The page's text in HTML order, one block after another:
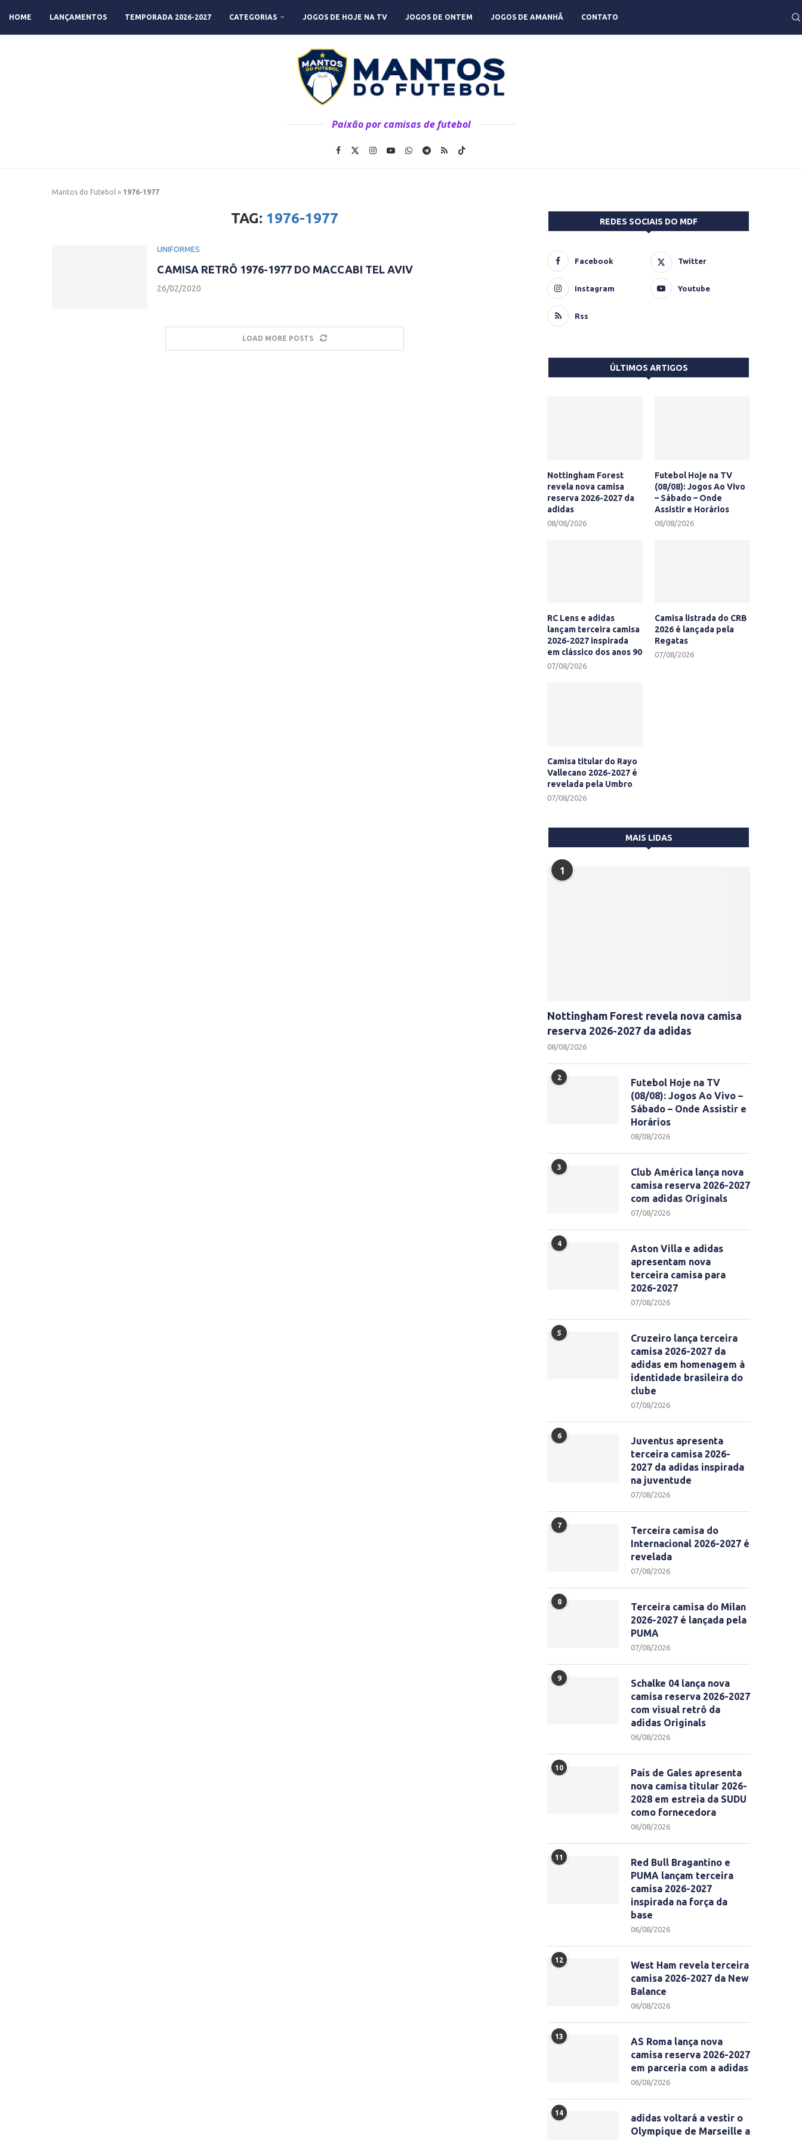
HOME LANÇAMENTOS TEMPORADA 2026-2027 CATEGORIAS JOGOS DE HOJE NA TV JOGOS DE ONTEM JOGOS DE AMANHÃ CONTATO
Paixão por camisas de futebol
Mantos do Futebol » 1976-1977
TAG: 1976-1977
UNIFORMES
CAMISA RETRÔ 1976-1977 DO MACCABI TEL AVIV
26/02/2020
LOAD MORE POSTS
REDES SOCIAIS DO MDF
Facebook Twitter
Instagram Youtube
Rss
ÚLTIMOS ARTIGOS
Nottingham Forest
revela nova camisa
reserva 2026-2027 da
adidas
08/08/2026
Futebol Hoje na TV
(08/08): Jogos Ao Vivo
– Sábado – Onde
Assistir e Horários
08/08/2026
RC Lens e adidas
lançam terceira camisa
2026-2027 inspirada
em clássico dos anos 90
07/08/2026
Camisa listrada do CRB
2026 é lançada pela
Regatas
07/08/2026
Camisa titular do Rayo
Vallecano 2026-2027 é
revelada pela Umbro
07/08/2026
MAIS LIDAS
1
Nottingham Forest revela nova camisa
reserva 2026-2027 da adidas
08/08/2026
2
Futebol Hoje na TV
(08/08): Jogos Ao Vivo –
Sábado – Onde Assistir e
Horários
08/08/2026
3
Club América lança nova
camisa reserva 2026-2027
com adidas Originals
07/08/2026
4
Aston Villa e adidas
apresentam nova
terceira camisa para
2026-2027
07/08/2026
5
Cruzeiro lança terceira
camisa 2026-2027 da
adidas em homenagem à
identidade brasileira do
clube
07/08/2026
6
Juventus apresenta
terceira camisa 2026-
2027 da adidas inspirada
na juventude
07/08/2026
7
Terceira camisa do
Internacional 2026-2027 é
revelada
07/08/2026
8
Terceira camisa do Milan
2026-2027 é lançada pela
PUMA
07/08/2026
9
Schalke 04 lança nova
camisa reserva 2026-2027
com visual retrô da
adidas Originals
06/08/2026
10
País de Gales apresenta
nova camisa titular 2026-
2028 em estreia da SUDU
como fornecedora
06/08/2026
11
Red Bull Bragantino e
PUMA lançam terceira
camisa 2026-2027
inspirada na força da
base
06/08/2026
12
West Ham revela terceira
camisa 2026-2027 da New
Balance
06/08/2026
13
AS Roma lança nova
camisa reserva 2026-2027
em parceria com a adidas
06/08/2026
14
adidas voltará a vestir o
Olympique de Marseille a